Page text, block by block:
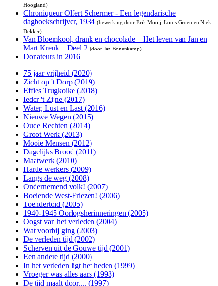
Hoogland)
Chroniqueur Olfert Schermer - Een legendarische
dagboekschrijver, 1934 (bewerking door Erik Mooij, Louis Groen en Niek
Dekker)
Van Bloemkool, drank en chocolade – Het leven van Jan en
Mart Kreuk – Deel 2 (door Jan Bonenkamp)
Donateurs in 2016
75 jaar vrijheid (2020)
Zicht op 't Dorp (2019)
Effies Trugkoike (2018)
Ieder 't Zijne (2017)
Water, Lust en Last (2016)
Nieuwe Wegen (2015)
Oude Rechten (2014)
Groot Werk (2013)
Mooie Mensen (2012)
Dagelijks Brood (2011)
Maatwerk (2010)
Harde werkers (2009)
Langs de weg (2008)
Ondernemend volk! (2007)
Boeiende West-Friezen! (2006)
Toendertoid (2005)
1940-1945 Oorlogsherinneringen (2005)
Oogst van het verleden (2004)
Wat voorbij ging (2003)
De verleden tijd (2002)
Scherven uit de Gouwe tijd (2001)
Een andere tijd (2000)
In het verleden ligt het heden (1999)
Vroeger was alles aars (1998)
De tijd maalt door.... (1997)